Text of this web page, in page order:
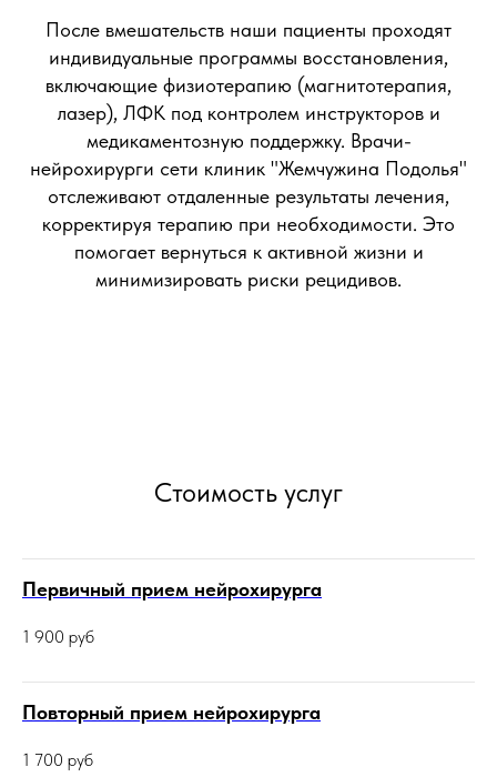
После вмешательств наши пациенты проходят
индивидуальные программы восстановления,
включающие физиотерапию (магнитотерапия,
лазер), ЛФК под контролем инструкторов и
медикаментозную поддержку. Врачи-
нейрохирурги сети клиник "Жемчужина Подолья"
отслеживают отдаленные результаты лечения,
корректируя терапию при необходимости. Это
помогает вернуться к активной жизни и
минимизировать риски рецидивов.
Стоимость услуг
Первичный прием нейрохирурга
1 900 руб
Повторный прием нейрохирурга
1 700 руб